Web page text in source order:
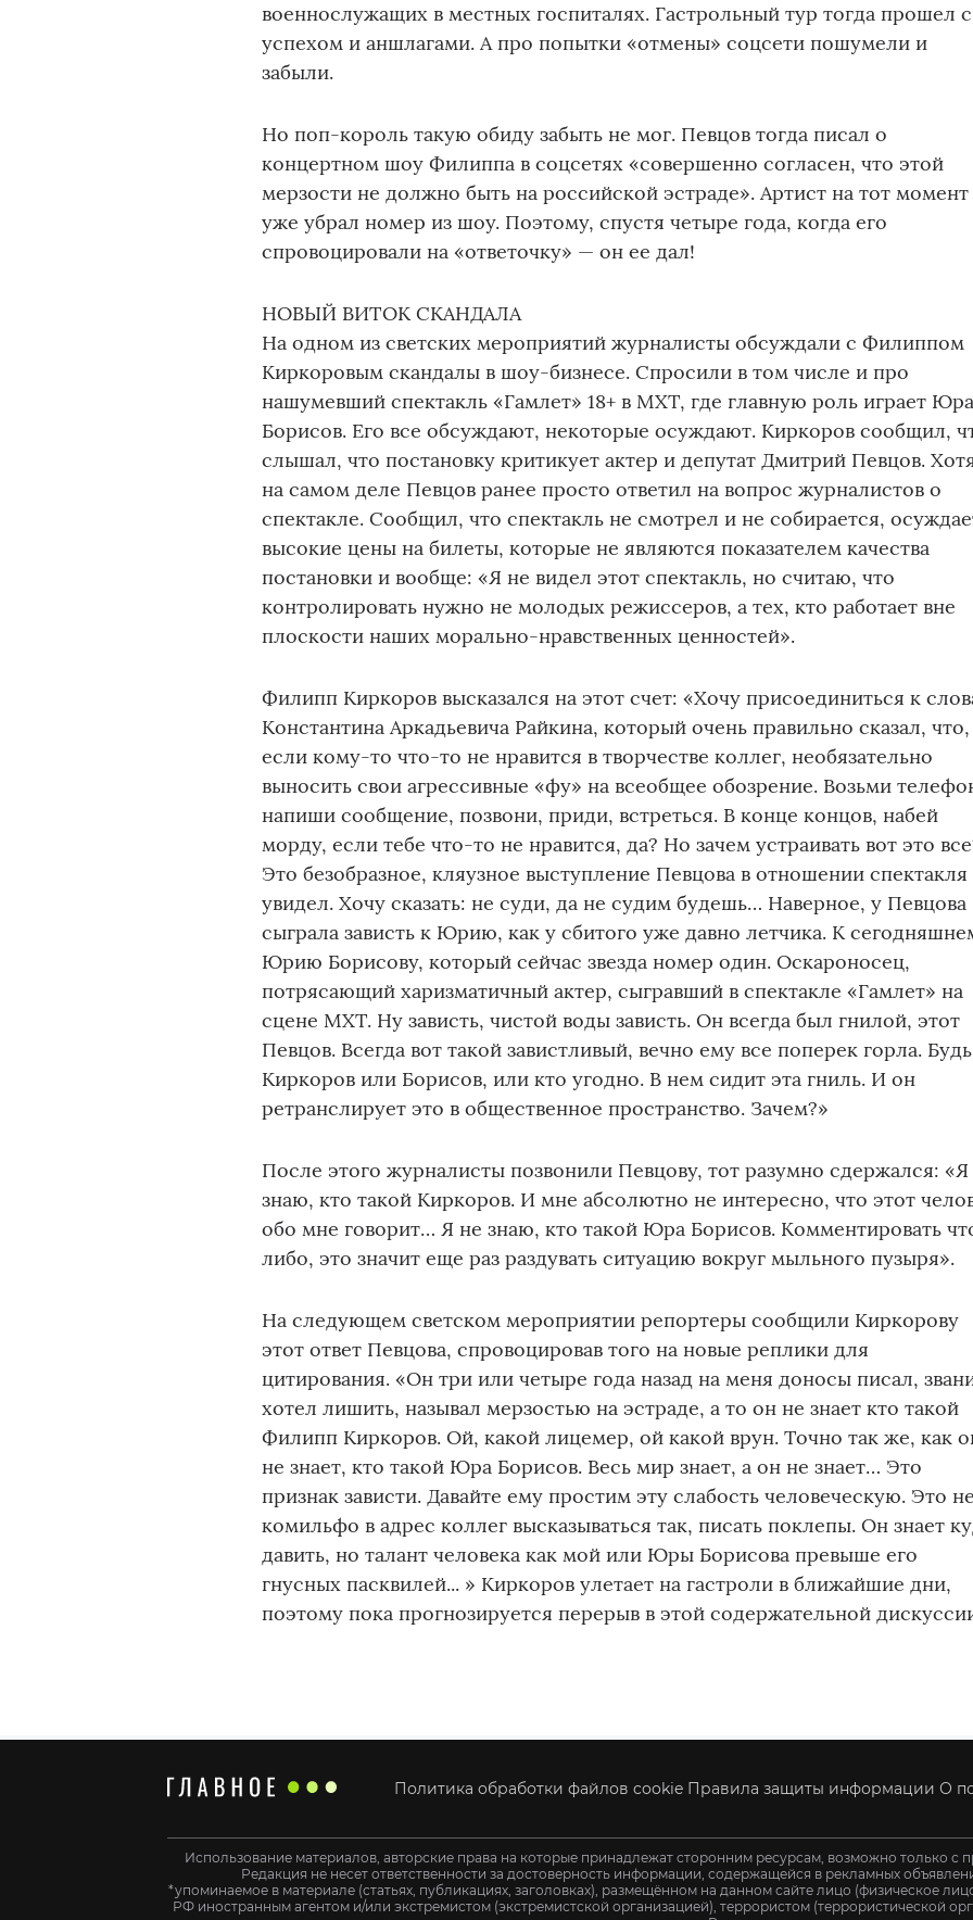
военнослужащих в местных госпиталях. Гастрольный тур тогда прошел с
успехом и аншлагами. А про попытки «отмены» соцсети пошумели и
забыли.
Но поп-король такую обиду забыть не мог. Певцов тогда писал о
концертном шоу Филиппа в соцсетях «совершенно согласен, что этой
мерзости не должно быть на российской эстраде». Артист на тот момент
уже убрал номер из шоу. Поэтому, спустя четыре года, когда его
спровоцировали на «ответочку» — он ее дал!
НОВЫЙ ВИТОК СКАНДАЛА
На одном из светских мероприятий журналисты обсуждали с Филиппом
Киркоровым скандалы в шоу-бизнесе. Спросили в том числе и про
нашумевший спектакль «Гамлет» 18+ в МХТ, где главную роль играет Юра
Борисов. Его все обсуждают, некоторые осуждают. Киркоров сообщил,
слышал, что постановку критикует актер и депутат Дмитрий Певцов.
на самом деле Певцов ранее просто ответил на вопрос журналистов о
спектакле. Сообщил, что спектакль не смотрел и не собирается,
высокие цены на билеты, которые не являются показателем качества
постановки и вообще: «Я не видел этот спектакль, но считаю, что
контролировать нужно не молодых режиссеров, а тех, кто работает вне
плоскости наших морально-нравственных ценностей».
Филипп Киркоров высказался на этот счет: «Хочу присоединиться к
Константина Аркадьевича Райкина, который очень правильно сказал, что,
если кому-то что-то не нравится в творчестве коллег, необязательно
выносить свои агрессивные «фу» на всеобщее обозрение. Возьми
напиши сообщение, позвони, приди, встреться. В конце концов, набей
морду, если тебе что-то не нравится, да? Но зачем устраивать вот это
Это безобразное, кляузное выступление Певцова в отношении спектакля
увидел. Хочу сказать: не суди, да не судим будешь… Наверное, у Певцова
сыграла зависть к Юрию, как у сбитого уже давно летчика. К
Юрию Борисову, который сейчас звезда номер один. Оскароносец,
потрясающий харизматичный актер, сыгравший в спектакле «Гамлет» на
сцене МХТ. Ну зависть, чистой воды зависть. Он всегда был гнилой, этот
Певцов. Всегда вот такой завистливый, вечно ему все поперек горла.
Киркоров или Борисов, или кто угодно. В нем сидит эта гниль. И он
ретранслирует это в общественное пространство. Зачем?»
После этого журналисты позвонили Певцову, тот разумно сдержался: «Я
знаю, кто такой Киркоров. И мне абсолютно не интересно, что этот
обо мне говорит… Я не знаю, кто такой Юра Борисов. Комментировать
либо, это значит еще раз раздувать ситуацию вокруг мыльного пузыря».
На следующем светском мероприятии репортеры сообщили Киркорову
этот ответ Певцова, спровоцировав того на новые реплики для
цитирования. «Он три или четыре года назад на меня доносы писал,
хотел лишить, называл мерзостью на эстраде, а то он не знает кто такой
Филипп Киркоров. Ой, какой лицемер, ой какой врун. Точно так же, как
не знает, кто такой Юра Борисов. Весь мир знает, а он не знает… Это
признак зависти. Давайте ему простим эту слабость человеческую. Это не
комильфо в адрес коллег высказываться так, писать поклепы. Он знает
давить, но талант человека как мой или Юры Борисова превыше его
гнусных пасквилей... » Киркоров улетает на гастроли в ближайшие дни,
поэтому пока прогнозируется перерыв в этой содержательной
Политика обработки файлов cookie Правила защиты информации О
Использование материалов, авторские права на которые принадлежат сторонним ресурсам, возможно только с
Редакция не несет ответственности за достоверность информации, содержащейся в рекламных
*упоминаемое в материале (статьях, публикациях, заголовках), размещённом на данном сайте лицо (физическое
РФ иностранным агентом и/или экстремистом (экстремистской организацией), террористом (террористической